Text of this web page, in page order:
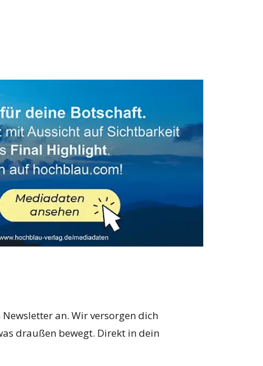
an. Wir versorgen dich
draußen bewegt. Direkt in dein